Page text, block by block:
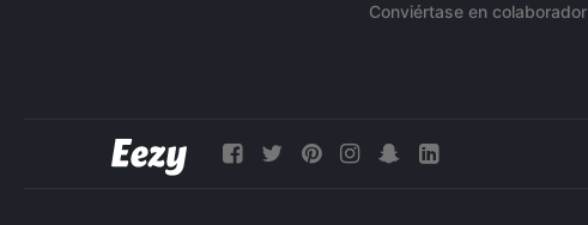
Conviértase en colaborador